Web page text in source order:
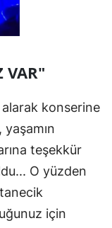
VAR"
konserine
teşekkür
O yüzden
için